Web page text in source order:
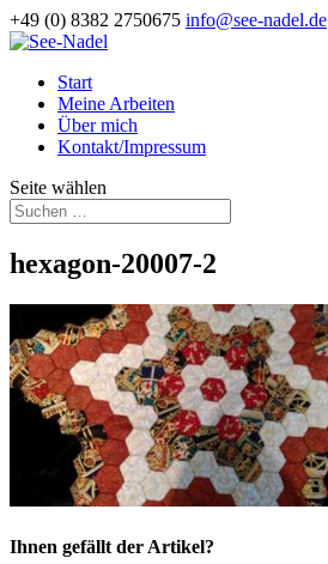
+49 (0) 8382 2750675 info@see-nadel.de
Start
Meine Arbeiten
Über mich
Kontakt/Impressum
Seite wählen
hexagon-20007-2
Ihnen gefällt der Artikel?